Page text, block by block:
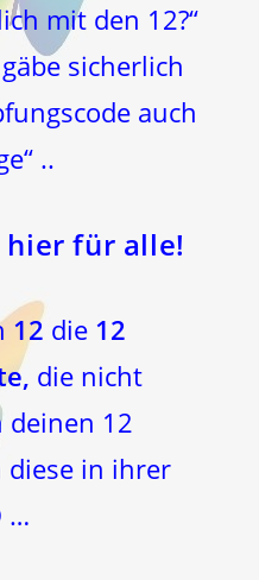
mit den 12?“
sicherlich
auch
..
für alle!
12 die 12
die nicht
deinen 12
diese in ihrer
…